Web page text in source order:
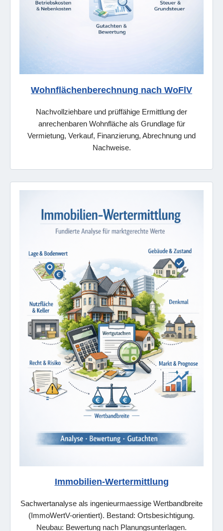
Wohnflächenberechnung nach WoFlV
Nachvollziehbare und prüffähige Ermittlung der
anrechenbaren Wohnfläche als Grundlage für
Vermietung, Verkauf, Finanzierung, Abrechnung und
Nachweise.
Immobilien-Wertermittlung
Sachwertanalyse als ingenieurmaessige Wertbandbreite
(ImmoWertV-orientiert). Bestand: Ortsbesichtigung.
Neubau: Bewertung nach Planungsunterlagen.